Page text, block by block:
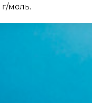
моль.